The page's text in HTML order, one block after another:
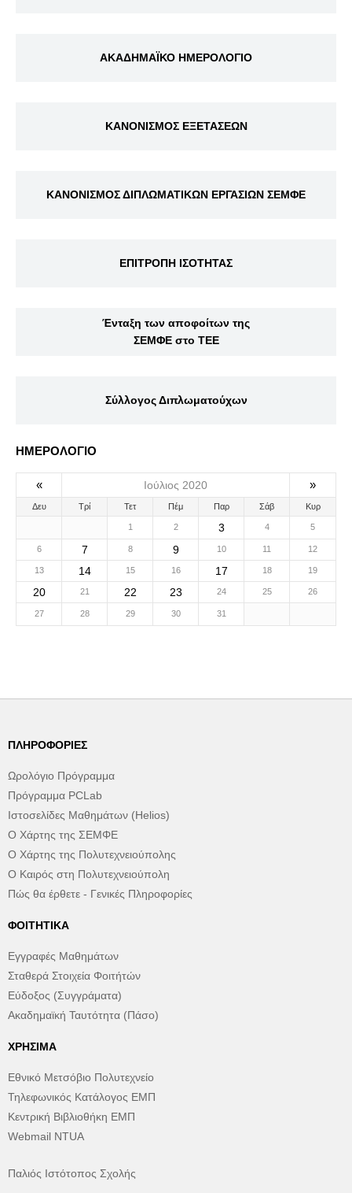
ΑΚΑΔΗΜΑΪΚΟ ΗΜΕΡΟΛΟΓΙΟ
ΚΑΝΟΝΙΣΜΟΣ ΕΞΕΤΑΣΕΩΝ
ΚΑΝΟΝΙΣΜΟΣ ΔΙΠΛΩΜΑΤΙΚΩΝ ΕΡΓΑΣΙΩΝ ΣΕΜΦΕ
ΕΠΙΤΡΟΠΗ ΙΣΟΤΗΤΑΣ
Ένταξη των αποφοίτων της
ΣΕΜΦΕ στο ΤΕΕ
Σύλλογος Διπλωματούχων
ΗΜΕΡΟΛΟΓΙΟ
« Ιούλιος 2020 »
Δευ Τρί Τετ Πέμ Παρ Σάβ Κυρ
1 2 3 4 5
6 7 8 9 10 11 12
13 14 15 16 17 18 19
20 21 22 23 24 25 26
27 28 29 30 31
ΠΛΗΡΟΦΟΡΊΕΣ
Ωρολόγιο Πρόγραμμα
Πρόγραμμα PCLab
Ιστοσελίδες Μαθημάτων (Helios)
Ο Χάρτης της ΣΕΜΦΕ
Ο Χάρτης της Πολυτεχνειούπολης
Ο Καιρός στη Πολυτεχνειούπολη
Πώς θα έρθετε - Γενικές Πληροφορίες
ΦΟΙΤΗΤΙΚΆ
Εγγραφές Μαθημάτων
Σταθερά Στοιχεία Φοιτήτών
Εύδοξος (Συγγράματα)
Ακαδημαϊκή Ταυτότητα (Πάσο)
ΧΡΉΣΙΜΑ
Εθνικό Μετσόβιο Πολυτεχνείο
Τηλεφωνικός Κατάλογος ΕΜΠ
Κεντρική Βιβλιοθήκη ΕΜΠ
Webmail NTUA
Παλιός Ιστότοπος Σχολής